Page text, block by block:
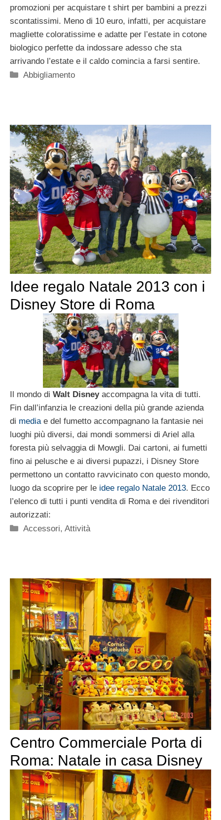
promozioni per acquistare t shirt per bambini a prezzi
scontatissimi. Meno di 10 euro, infatti, per acquistare
magliette coloratissime e adatte per l’estate in cotone
biologico perfette da indossare adesso che sta
arrivando l’estate e il caldo comincia a farsi sentire.
Categorie
Abbigliamento
Idee regalo Natale 2013 con i
Disney Store di Roma
Il mondo di Walt Disneyaccompagna la vita di tutti.
Fin dall’infanzia le creazioni della più grande azienda
di media e del fumetto accompagnano la fantasie nei
luoghi più diversi, dai mondi sommersi di Ariel alla
foresta più selvaggia di Mowgli. Dai cartoni, ai fumetti
fino ai pelusche e ai diversi pupazzi, i Disney Store
permettono un contatto ravvicinato con questo mondo,
luogo da scoprire per le idee regalo Natale 2013. Ecco
l’elenco di tutti i punti vendita di Roma e dei rivenditori
autorizzati:
Categorie
Accessori,Attività
Centro Commerciale Porta di
Roma: Natale in casa Disney